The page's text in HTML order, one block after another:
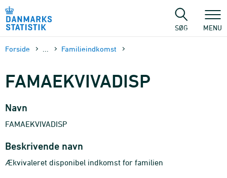
sidens
SØG MENU
Forside Familieindkomst
FAMAEKVIVADISP
Navn
FAMAEKVIVADISP
Beskrivende navn
Ækvivaleret disponibel indkomst for familien